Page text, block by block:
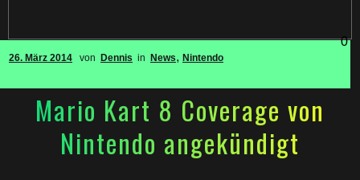
26. März 2014 von Dennis in News, Nintendo
0
Mario Kart 8 Coverage von
Nintendo angekündigt